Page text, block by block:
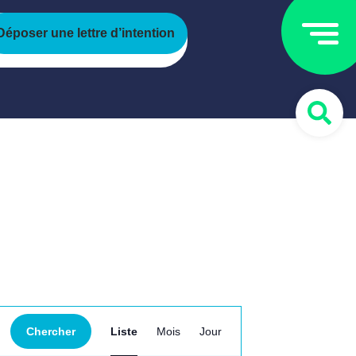
une lettre d’intention
Chercher Liste Mois Jour